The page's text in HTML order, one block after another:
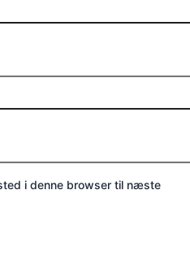
i denne browser til næste